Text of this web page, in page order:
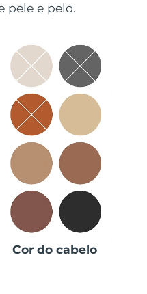
pele e pelo.
Cor do cabelo